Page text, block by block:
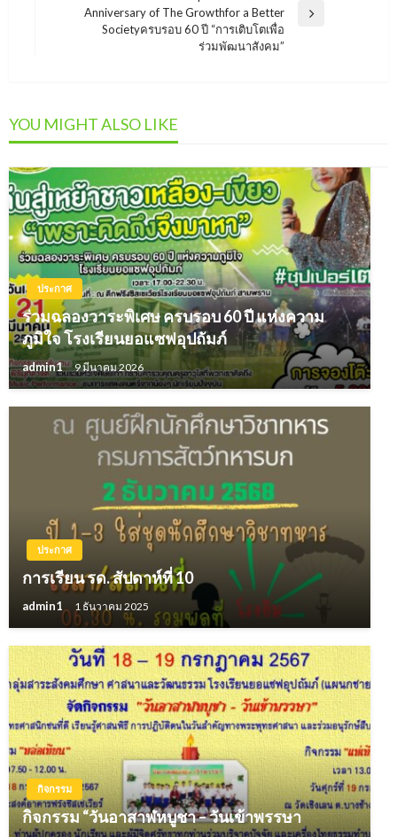
Anniversary of The Growthfor a Better
Societyครบรอบ 60 ปี “การเติบโตเพื่อ
ร่วมพัฒนาสังคม”
YOU MIGHT ALSO LIKE
ประกาศ
ร่วมฉลองวาระพิเศษ ครบรอบ 60 ปี แห่งความ
ภูมิใจ โรงเรียนยอแซฟอุปถัมภ์
admin1 9 มีนาคม 2026
ประกาศ
การเรียน รด. สัปดาห์ที่ 10
admin1 1 ธันวาคม 2025
กิจกรรม
กิจกรรม “วันอาสาฬหบูชา – วันเข้าพรรษา